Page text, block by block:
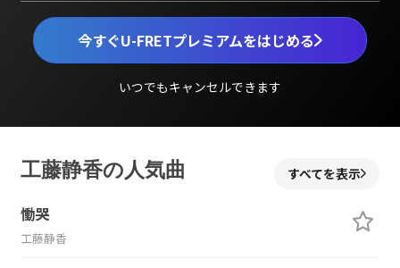
今すぐU-FRETプレミアムをはじめる
いつでもキャンセルできます
工藤静香の人気曲 すべてを表示
慟哭
工藤静香